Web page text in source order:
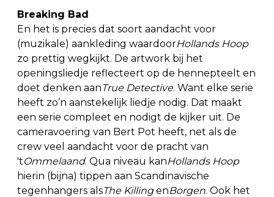
Breaking Bad
En het is precies dat soort aandacht voor
(muzikale) aankleding waardoorHollands Hoop
zo prettig wegkijkt. De artwork bij het
openingsliedje reflecteert op de hennepteelt en
doet denken aanTrue Detective. Want elke serie
heeft zo’n aanstekelijk liedje nodig. Dat maakt
een serie compleet en nodigt de kijker uit. De
cameravoering van Bert Pot heeft, net als de
crew veel aandacht voor de pracht van
'tOmmelaand. Qua niveau kanHollands Hoop
hierin (bijna) tippen aan Scandinavische
tegenhangers alsThe KillingenBorgen. Ook het